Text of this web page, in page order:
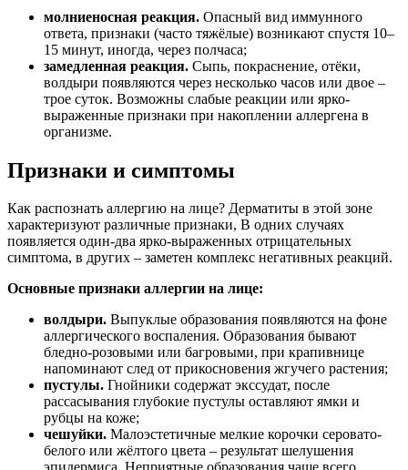
молниеносная реакция. Опасный вид иммунного
ответа, признаки (часто тяжёлые) возникают спустя 10–
15 минут, иногда, через полчаса;
замедленная реакция. Сыпь, покраснение, отёки,
волдыри появляются через несколько часов или двое –
трое суток. Возможны слабые реакции или ярко-
выраженные признаки при накоплении аллергена в
организме.
Признаки и симптомы
Как распознать аллергию на лице? Дерматиты в этой зоне
характеризуют различные признаки, В одних случаях
появляется один-два ярко-выраженных отрицательных
симптома, в других – заметен комплекс негативных реакций.
Основные признаки аллергии на лице:
волдыри. Выпуклые образования появляются на фоне
аллергического воспаления. Образования бывают
бледно-розовыми или багровыми, при крапивнице
напоминают след от прикосновения жгучего растения;
пустулы. Гнойники содержат экссудат, после
рассасывания глубокие пустулы оставляют ямки и
рубцы на коже;
чешуйки. Малоэстетичные мелкие корочки серовато-
белого или жёлтого цвета – результат шелушения